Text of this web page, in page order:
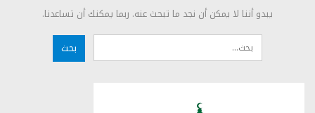
يبدو أننا لا يمكن أن نجد ما تبحث عنه. ربما يمكنك أن تساعدنا.